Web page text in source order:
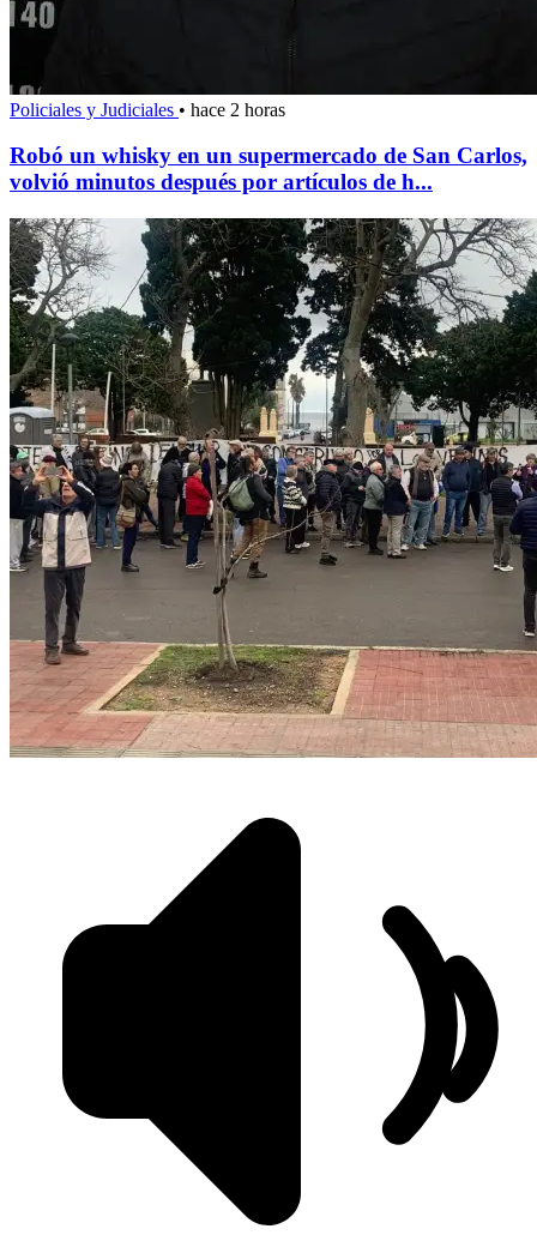
Policiales y Judiciales • hace 2 horas
Robó un whisky en un supermercado de San Carlos,
volvió minutos después por artículos de h...